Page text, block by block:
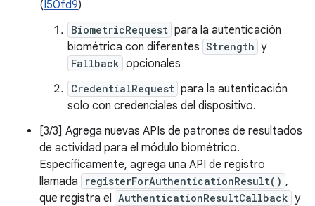
(I50fd9)
BiometricRequest para la autenticación
biométrica con diferentes Strength y
Fallback opcionales
CredentialRequest para la autenticación
solo con credenciales del dispositivo.
[3/3] Agrega nuevas APIs de patrones de resultados
de actividad para el módulo biométrico.
Específicamente, agrega una API de registro
llamada
registerForAuthenticationResult() ,
que registra el AuthenticationResultCallback y